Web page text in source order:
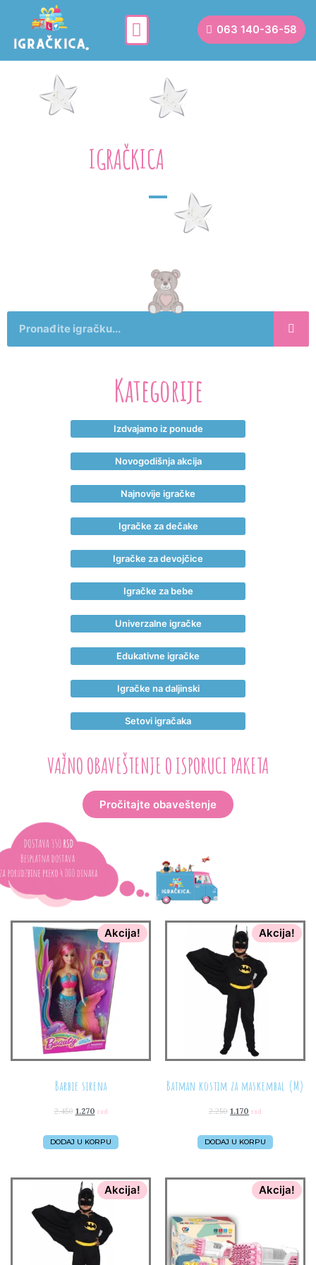
063 140-36-58
IGRAČKICA
Kategorije
Izdvajamo iz ponude
Novogodišnja akcija
Najnovije igračke
Igračke za dečake
Igračke za devojčice
Igračke za bebe
Univerzalne igračke
Edukativne igračke
Igračke na daljinski
Setovi igračaka
VAŽNO OBAVEŠTENJE O ISPORUCI PAKETA
Pročitajte obaveštenje
Akcija!
Barbie sirena
2.450 1.270 rsd
DODAJ U KORPU
Akcija!
Batman kostim za maskembal (M)
2.250 1.170 rsd
DODAJ U KORPU
Akcija! Akcija!